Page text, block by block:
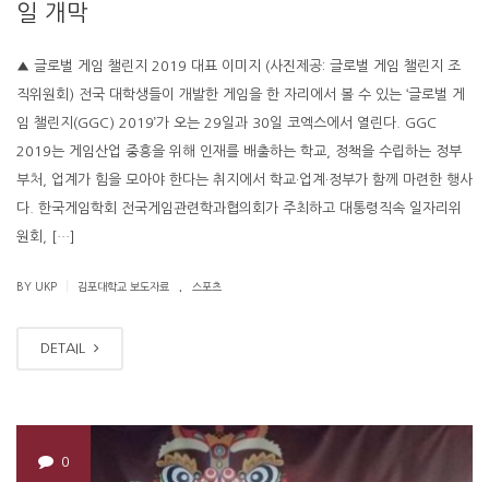
일 개막
▲ 글로벌 게임 챌린지 2019 대표 이미지 (사진제공: 글로벌 게임 챌린지 조
직위원회) 전국 대학생들이 개발한 게임을 한 자리에서 볼 수 있는 ‘글로벌 게
임 챌린지(GGC) 2019’가 오는 29일과 30일 코엑스에서 열린다. GGC
2019는 게임산업 중흥을 위해 인재를 배출하는 학교, 정책을 수립하는 정부
부처, 업계가 힘을 모아야 한다는 취지에서 학교·업계·정부가 함께 마련한 행사
다. 한국게임학회 전국게임관련학과협의회가 주최하고 대통령직속 일자리위
원회, […]
BY UKP 김포대학교 보도자료 스포츠
DETAIL
0